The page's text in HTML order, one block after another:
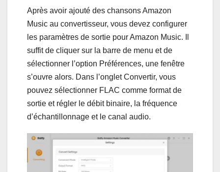
Après avoir ajouté des chansons Amazon
Music au convertisseur, vous devez configurer
les paramètres de sortie pour Amazon Music. Il
suffit de cliquer sur la barre de menu et de
sélectionner l’option Préférences, une fenêtre
s’ouvre alors. Dans l’onglet Convertir, vous
pouvez sélectionner FLAC comme format de
sortie et régler le débit binaire, la fréquence
d’échantillonnage et le canal audio.